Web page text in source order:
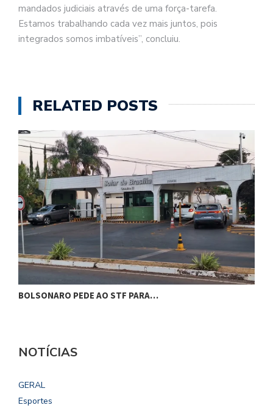
mandados judiciais através de uma força-tarefa.
Estamos trabalhando cada vez mais juntos, pois
integrados somos imbatíveis”, concluiu.
RELATED POSTS
BOLSONARO PEDE AO STF PARA…
NOTÍCIAS
GERAL
Esportes